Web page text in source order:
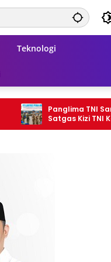
Teknologi
Panglima TNI Sambut
Satgas Kizi TNI Kontingen
MONUSCO